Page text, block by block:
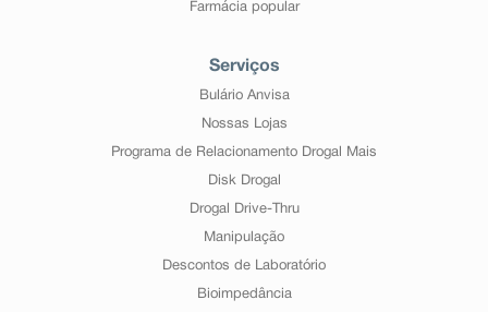
Farmácia popular
Serviços
Bulário Anvisa
Nossas Lojas
Programa de Relacionamento Drogal Mais
Disk Drogal
Drogal Drive-Thru
Manipulação
Descontos de Laboratório
Bioimpedância